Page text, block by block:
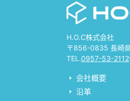
H.O.C株式会社
〒856-0835 長崎
TEL.0957-53-2112
会社概要
沿革